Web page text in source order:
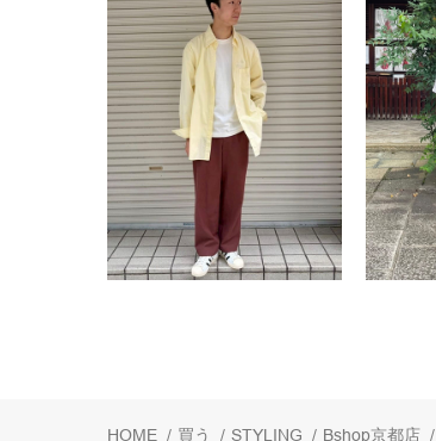
HOME / 買う / STYLING / Bshop京都店 /